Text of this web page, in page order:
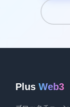
Plus Web3